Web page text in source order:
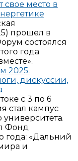
место в
прошел в
состоялся
года
2025.
дискуссии,
с 3 по 6
стал кампус
Фонд
года: «Дальний
и